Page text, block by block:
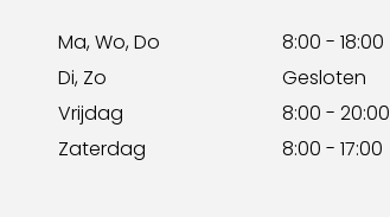
Ma, Wo, Do
8:00 - 18:00
Di, Zo
Gesloten
Vrijdag
8:00 - 20:00
Zaterdag
8:00 - 17:00